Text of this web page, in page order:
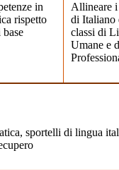
in
rispetto
Allineare
di Italiano
classi di
Umane e
sportelli di lingua